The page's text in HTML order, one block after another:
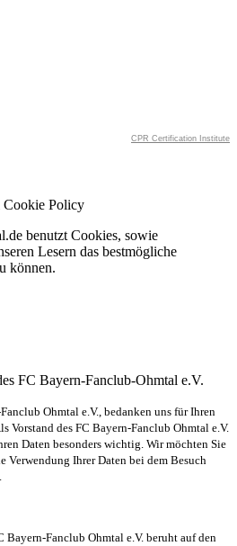
CPR Certification Institute
Cookie Policy
benutzt Cookies, sowie
Lesern das bestmögliche
können.
FC Bayern-Fanclub-Ohmtal e.V.
Ohmtal e.V., bedanken uns für Ihren
Vorstand des FC Bayern-Fanclub Ohmtal e.V.
Daten besonders wichtig. Wir möchten Sie
Verwendung Ihrer Daten bei dem Besuch
Bayern-Fanclub Ohmtal e.V. beruht auf den